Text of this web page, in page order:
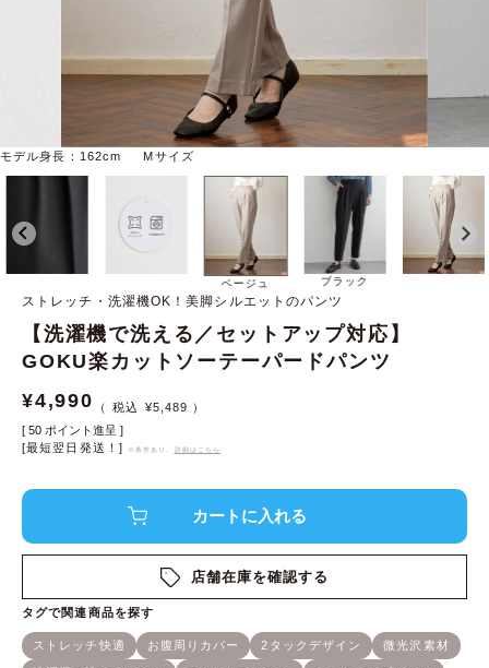
モデル身長：162cm Mサイズ
ベージュ ブラック
ストレッチ・洗濯機OK！美脚シルエットのパンツ
【洗濯機で洗える／セットアップ対応】
GOKU楽カットソーテーパードパンツ
¥4,990 ¥5,489
[ 50 ポイント進呈 ]
[最短翌日発送！]
※条件あり、 詳細はこちら
店舗在庫を確認する